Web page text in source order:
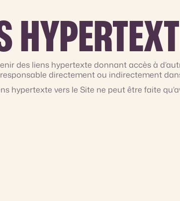
des liens hypertexte donnant accès à
directement ou indirectement
hypertexte vers le Site ne peut être faite